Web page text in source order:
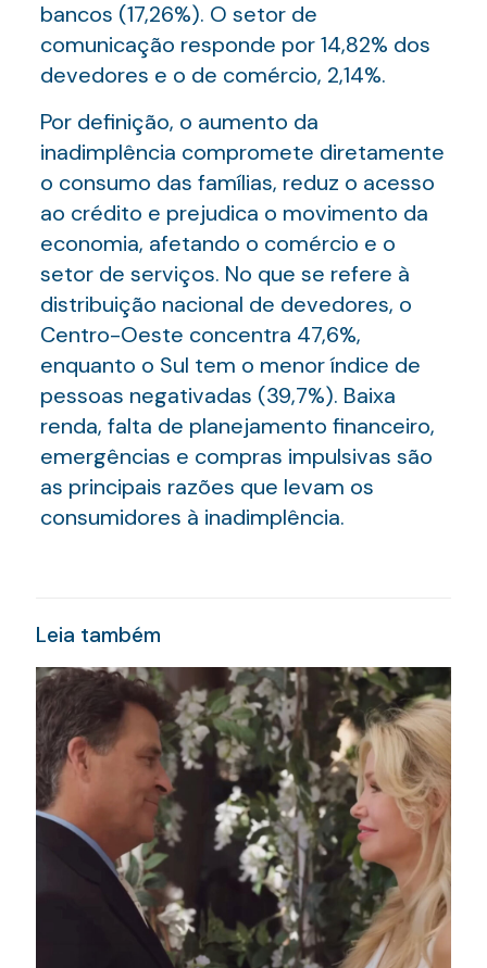
bancos (17,26%). O setor de
comunicação responde por 14,82% dos
devedores e o de comércio, 2,14%.
Por definição, o aumento da
inadimplência compromete diretamente
o consumo das famílias, reduz o acesso
ao crédito e prejudica o movimento da
economia, afetando o comércio e o
setor de serviços. No que se refere à
distribuição nacional de devedores, o
Centro-Oeste concentra 47,6%,
enquanto o Sul tem o menor índice de
pessoas negativadas (39,7%). Baixa
renda, falta de planejamento financeiro,
emergências e compras impulsivas são
as principais razões que levam os
consumidores à inadimplência.
Leia também